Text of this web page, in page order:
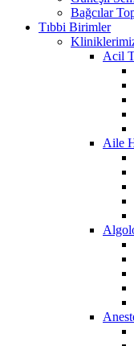
Bağcılar
Tıbbi Birimler
Acil
Aile